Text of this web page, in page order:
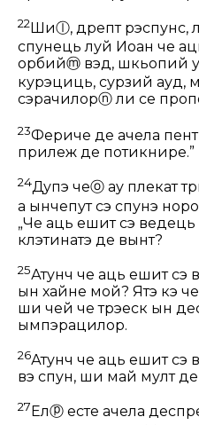
22Шиⓛ, дрепт рэспунс,
спунець луй Иоан че
орбийⓜ вэд, шкьопий
курэциць, сурзий
сэрачилорⓝ ли се
23Фериче де ачела
прилеж де потикнире.”
24Дупэ чеⓞ ау плекат
а ынчепут сэ спунэ
„Че аць ешит сэ
клэтинатэ де вынт?
25Атунч че аць ешит сэ
ын хайне мой? Ятэ кэ
ши чей че трэеск ын
ымпэрацилор.
26Атунч че аць ешит сэ
вэ спун, ши май мулт
27 Елⓟ есте ачела